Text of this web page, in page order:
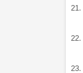
21.
22.
23.